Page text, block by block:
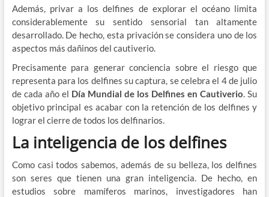
Además, privar a los delfines de explorar el océano limita
considerablemente su sentido sensorial tan altamente
desarrollado. De hecho, esta privación se considera uno de los
aspectos más dañinos del cautiverio.
Precisamente para generar conciencia sobre el riesgo que
representa para los delfines su captura, se celebra el 4 de julio
de cada año el Día Mundial de los Delfines en Cautiverio. Su
objetivo principal es acabar con la retención de los delfines y
lograr el cierre de todos los delfinarios.
La inteligencia de los delfines
Como casi todos sabemos, además de su belleza, los delfines
son seres que tienen una gran inteligencia. De hecho, en
estudios sobre mamíferos marinos, investigadores han